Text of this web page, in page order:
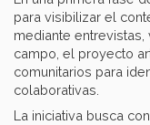
para visibilizar el
mediante
campo, el proyecto
comunitarios para
colaborativas.
La iniciativa busca